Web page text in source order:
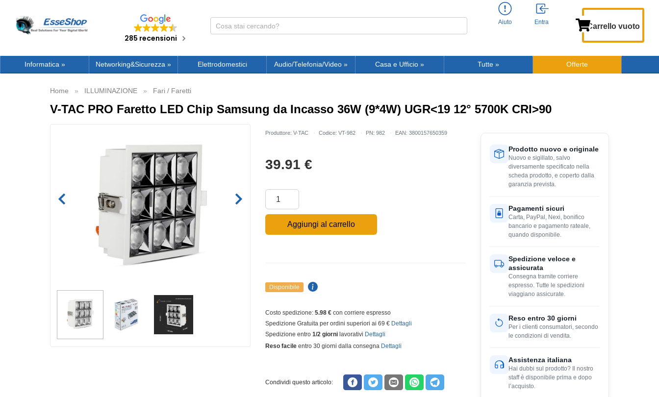
285 recensioni
Aiuto Entra Carrello vuoto
Informatica» Networking&Sicurezza » Elettrodomestici Audio/Telefonia/Video » Casa e Ufficio » Tutte » Offerte
Home ILLUMINAZIONE Fari / Faretti
V-TAC PRO Faretto LED Chip Samsung da Incasso 36W (9*4W) UGR<19 12° 5700K CRI>90
Produttore: V-TAC Codice: VT-982 PN: 982 EAN: 3800157650359
39.91 €
Aggiungi al carrello
Disponibile
Costo spedizione: 5.98 € con corriere espresso
Spedizione Gratuita per ordini superiori ai 69 € Dettagli
Spedizione entro 1/2 giornilavorativi Dettagli
Reso facileentro 30 giorni dalla consegna Dettagli
Condividi questo articolo:
Prodotto nuovo e originale
Nuovo e sigillato, salvo
diversamente specificato nella
scheda prodotto, e coperto dalla
garanzia prevista.
Pagamenti sicuri
Carta, PayPal, Nexi, bonifico
bancario e pagamento rateale,
quando disponibile.
Spedizione veloce e
assicurata
Consegna tramite corriere
espresso. Tutte le spedizioni
viaggiano assicurate.
Reso entro 30 giorni
Per i clienti consumatori, secondo
le condizioni di vendita.
Assistenza italiana
Hai dubbi sul prodotto? Il nostro
staff è disponibile prima e dopo
l’acquisto.